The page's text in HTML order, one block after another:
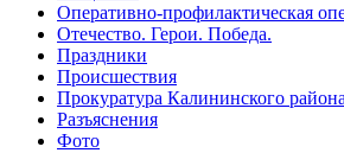
Оперативно-профилактическая
Отечество. Герои. Победа.
Праздники
Происшествия
Прокуратура Калининского
Разъяснения
Фото